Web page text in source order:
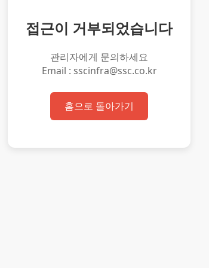
접근이 거부되었습니다
관리자에게 문의하세요
Email : sscinfra@ssc.co.kr
홈으로 돌아가기